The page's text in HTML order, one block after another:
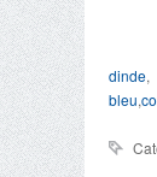
dinde
bleu,